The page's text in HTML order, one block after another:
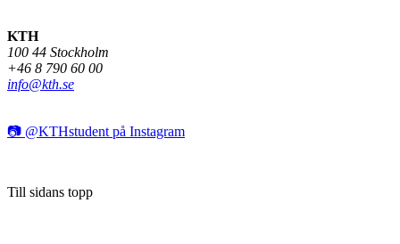
KTH
100 44 Stockholm
+46 8 790 60 00
info@kth.se
📷 @KTHstudent på Instagram
Till sidans topp